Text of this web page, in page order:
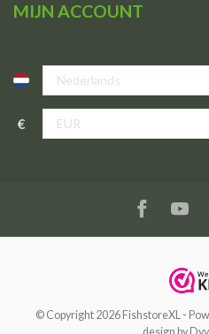
MIJN ACCOUNT
€
© Copyright 2026 FishstoreXL -